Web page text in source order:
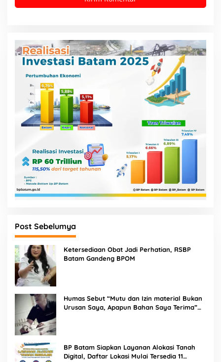
Post Sebelumya
Ketersediaan Obat Jadi Perhatian, RSBP
Batam Gandeng BPOM
Humas Sebut “Mutu dan Izin material Bukan
Urusan Saya, Apapun Bahan Saya Terima”
BP Batam Siapkan Layanan Alokasi Tanah
Digital, Daftar Lokasi Mulai Tersedia 11